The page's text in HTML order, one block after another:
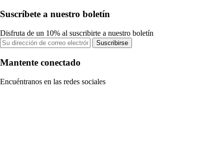
Suscríbete a nuestro boletín
Disfruta de un 10% al suscribirte a nuestro boletín
Suscribirse
Mantente conectado
Encuéntranos en las redes sociales